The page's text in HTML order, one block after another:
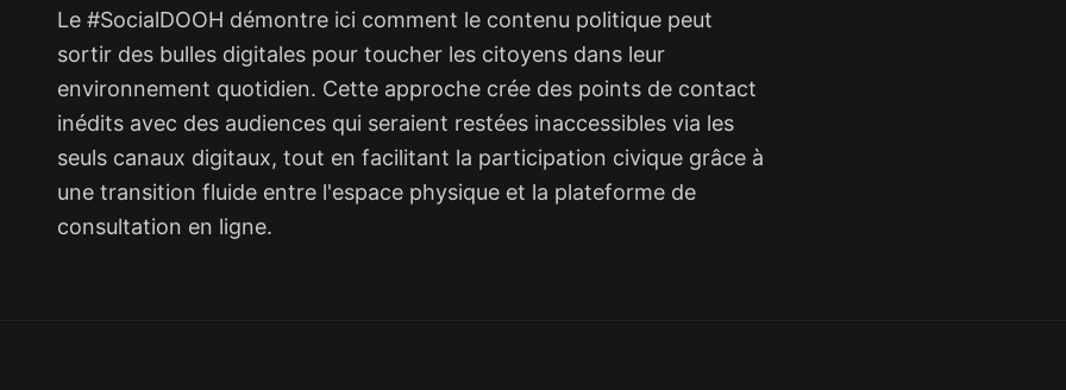
Le #SocialDOOH démontre ici comment le contenu politique peut
sortir des bulles digitales pour toucher les citoyens dans leur
environnement quotidien. Cette approche crée des points de contact
inédits avec des audiences qui seraient restées inaccessibles via les
seuls canaux digitaux, tout en facilitant la participation civique grâce à
une transition fluide entre l'espace physique et la plateforme de
consultation en ligne.